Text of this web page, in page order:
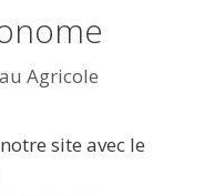
Agricole
site avec le